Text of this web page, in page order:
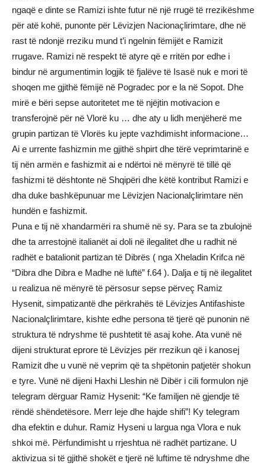
ngaqë e dinte se Ramizi ishte futur në një rrugë të rrezikëshme
për atë kohë, punonte për Lëvizjen Nacionaçlirimtare, dhe në
rast të ndonjë rreziku mund t’i ngelnin fëmijët e Ramizit
rrugave. Ramizi në respekt të atyre që e rritën por edhe i
bindur në argumentimin logjik të fjalëve të Isasë nuk e mori të
shoqen me gjithë fëmijë në Pogradec por e la në Sopot. Dhe
mirë e bëri sepse autoritetet me të njëjtin motivacion e
transferojnë për në Vlorë ku … dhe aty u lidh menjëherë me
grupin partizan të Vlorës ku jepte vazhdimisht informacione…
Ai e urrente fashizmin me gjithë shpirt dhe tërë veprimtarinë e
tij nën armën e fashizmit ai e ndërtoi në mënyrë të tillë që
fashizmi të dështonte në Shqipëri dhe këtë kontribut Ramizi e
dha duke bashkëpunuar me Lëvizjen Nacionalçlirimtare nën
hundën e fashizmit.
Puna e tij në xhandarmëri ra shumë në sy. Para se ta zbulojnë
dhe ta arrestojnë italianët ai doli në ilegalitet dhe u radhit në
radhët e batalionit partizan të Dibrës ( nga Xheladin Krifca në
“Dibra dhe Dibra e Madhe në luftë” f.64 ). Dalja e tij në ilegalitet
u realizua në mënyrë të përsosur sepse përveç Ramiz
Hysenit, simpatizantë dhe përkrahës të Lëvizjes Antifashiste
Nacionalçlirimtare, kishte edhe persona të tjerë që punonin në
struktura të ndryshme të pushtetit të asaj kohe. Ata vunë në
dijeni strukturat eprore të Lëvizjes për rrezikun që i kanosej
Ramizit dhe u vunë në veprim që ta shpëtonin patjetër shokun
e tyre. Vunë në dijeni Haxhi Lleshin në Dibër i cili formulon një
telegram dërguar Ramiz Hysenit: “Ke familjen në gjendje të
rëndë shëndetësore. Merr leje dhe hajde shifi”! Ky telegram
dha efektin e duhur. Ramiz Hyseni u largua nga Vlora e nuk
shkoi më. Përfundimisht u rrjeshtua në radhët partizane. U
aktivizua si të gjithë shokët e tjerë në luftime të ndryshme dhe